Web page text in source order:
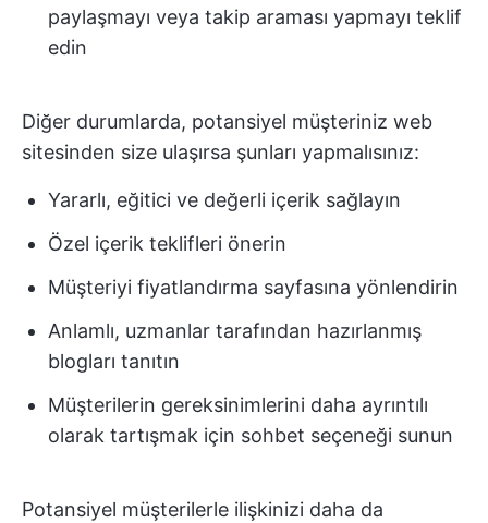
paylaşmayı veya takip araması yapmayı teklif
edin
Diğer durumlarda, potansiyel müşteriniz web
sitesinden size ulaşırsa şunları yapmalısınız:
Yararlı, eğitici ve değerli içerik sağlayın
Özel içerik teklifleri önerin
Müşteriyi fiyatlandırma sayfasına yönlendirin
Anlamlı, uzmanlar tarafından hazırlanmış
blogları tanıtın
Müşterilerin gereksinimlerini daha ayrıntılı
olarak tartışmak için sohbet seçeneği sunun
Potansiyel müşterilerle ilişkinizi daha da